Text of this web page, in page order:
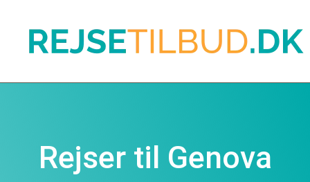
Rejser til Genova